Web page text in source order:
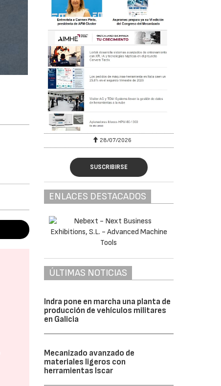
28/07/2026
SUSCRIBIRSE
ENLACES DESTACADOS
ÚLTIMAS NOTICIAS
Indra pone en marcha una planta de
producción de vehículos militares
en Galicia
Mecanizado avanzado de
materiales ligeros con
herramientas Iscar